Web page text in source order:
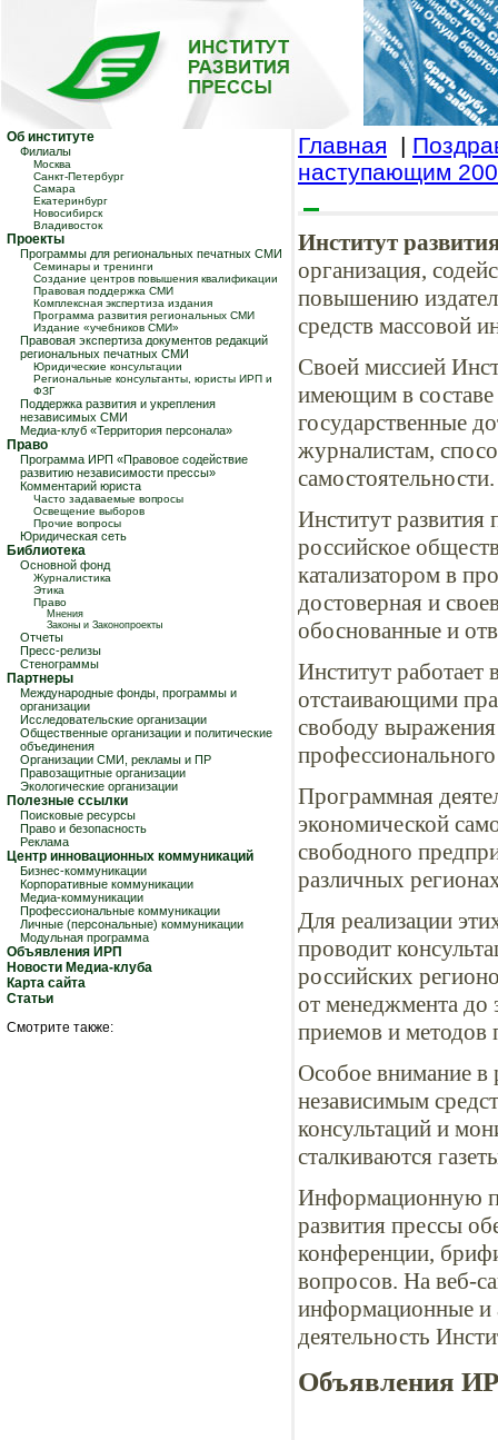
Об институте
Филиалы
Москва
Санкт-Петербург
Самара
Екатеринбург
Новосибирск
Владивосток
Проекты
Программы для региональных печатных СМИ
Семинары и тренинги
Создание центров повышения квалификации
Правовая поддержка СМИ
Комплексная экспертиза издания
Программа развития региональных СМИ
Издание «учебников СМИ»
Правовая экспертиза документов редакций
региональных печатных СМИ
Юридические консультации
Региональные консультанты, юристы ИРП и
ФЗГ
Поддержка развития и укрепления
независимых СМИ
Медиа-клуб «Территория персонала»
Право
Программа ИРП «Правовое содействие
развитию независимости прессы»
Комментарий юриста
Часто задаваемые вопросы
Освещение выборов
Прочие вопросы
Юридическая сеть
Библиотека
Основной фонд
Журналистика
Этика
Право
Мнения
Законы и Законопроекты
Отчеты
Пресс-релизы
Стенограммы
Партнеры
Международные фонды, программы и
организации
Исследовательские организации
Общественные организации и политические
объединения
Организации СМИ, рекламы и ПР
Правозащитные организации
Экологические организации
Полезные ссылки
Поисковые ресурсы
Право и безопасность
Реклама
Центр инновационных коммуникаций
Бизнес-коммуникации
Корпоративные коммуникации
Медиа-коммуникации
Профессиональные коммуникации
Личные (персональные) коммуникации
Модульная программа
Объявления ИРП
Новости Медиа-клуба
Карта сайта
Статьи
Смотрите также:
Главная |
наступающим
Институт
организация,
повышению
средств массовой
Своей миссией
имеющим в составе
государственные
журналистам,
самостоятельности.
Институт развития
российское
катализатором в
достоверная и
обоснованные и
Институт работает
отстаивающими
свободу
Программная
экономической
свободного
различных
Для реализации
проводит
российских
от менеджмента до
приемов и методов
Особое внимание в
независимым
консультаций и
сталкиваются
Информационную
развития прессы
конференции,
вопросов. На веб-
информационные и
деятельность
Объявления